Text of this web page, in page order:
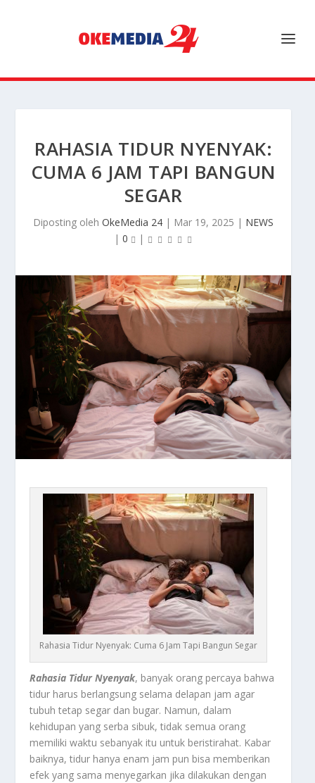
RAHASIA TIDUR NYENYAK:
CUMA 6 JAM TAPI BANGUN
SEGAR
Diposting oleh OkeMedia 24 | Mar 19, 2025 | NEWS
| 0 |
Rahasia Tidur Nyenyak: Cuma 6 Jam Tapi Bangun Segar
Rahasia Tidur Nyenyak, banyak orang percaya bahwa
tidur harus berlangsung selama delapan jam agar
tubuh tetap segar dan bugar. Namun, dalam
kehidupan yang serba sibuk, tidak semua orang
memiliki waktu sebanyak itu untuk beristirahat. Kabar
baiknya, tidur hanya enam jam pun bisa memberikan
efek yang sama menyegarkan jika dilakukan dengan